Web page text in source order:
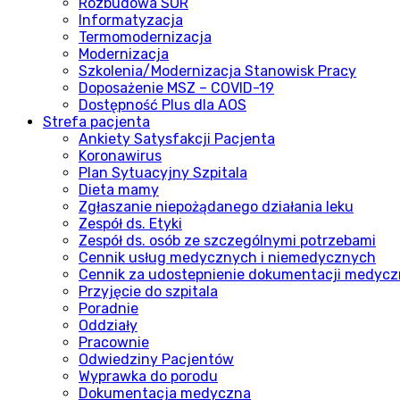
Informatyzacja
Termomodernizacja
Modernizacja
Szkolenia/Modernizacja Stanowisk Pracy
Doposażenie MSZ – COVID-19
Dostępność Plus dla AOS
Strefa pacjenta
Ankiety Satysfakcji Pacjenta
Koronawirus
Plan Sytuacyjny Szpitala
Dieta mamy
Zgłaszanie niepożądanego działania leku
Zespół ds. Etyki
Zespół ds. osób ze szczególnymi potrzebami
Cennik usług medycznych i niemedycznych
Cennik za udostepnienie dokumentacji
Przyjęcie do szpitala
Poradnie
Oddziały
Pracownie
Odwiedziny Pacjentów
Wyprawka do porodu
Dokumentacja medyczna